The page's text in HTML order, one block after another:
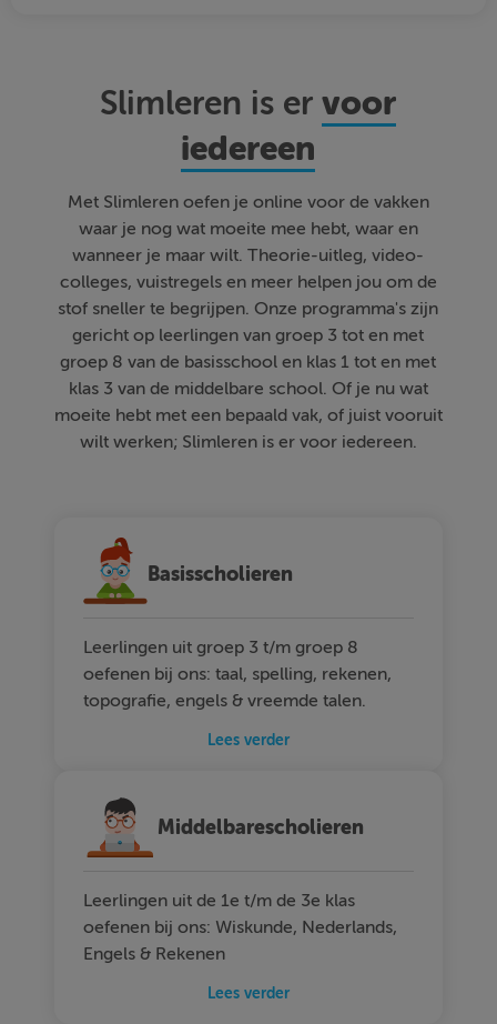
Slimleren is ervoor
iedereen
Met Slimleren oefen je online voor de vakken
waar je nog wat moeite mee hebt, waar en
wanneer je maar wilt. Theorie-uitleg, video-
colleges, vuistregels en meer helpen jou om de
stof sneller te begrijpen. Onze programma's zijn
gericht op leerlingen van groep 3 tot en met
groep 8 van de basisschool en klas 1 tot en met
klas 3 van de middelbare school. Of je nu wat
moeite hebt met een bepaald vak, of juist vooruit
wilt werken; Slimleren is er voor iedereen.
Basisscholieren
Leerlingen uit groep 3 t/m groep 8
oefenen bij ons: taal, spelling, rekenen,
topografie, engels & vreemde talen.
Lees verder
Middelbarescholieren
Leerlingen uit de 1e t/m de 3e klas
oefenen bij ons: Wiskunde, Nederlands,
Engels & Rekenen
Lees verder